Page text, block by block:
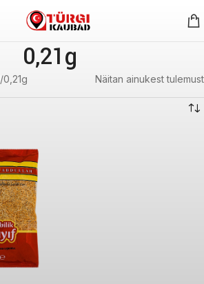
0,21g
0,21g Näitan ainukest tulemust